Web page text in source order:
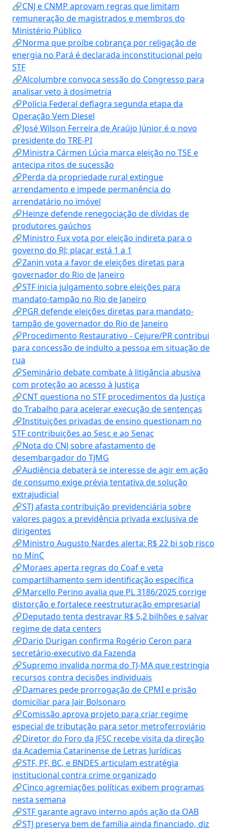
🔗CNJ e CNMP aprovam regras que limitam
remuneração de magistrados e membros do
Ministério Público
🔗Norma que proíbe cobrança por religação de
energia no Pará é declarada inconstitucional pelo
STF
🔗Alcolumbre convoca sessão do Congresso para
analisar veto à dosimetria
🔗Polícia Federal deflagra segunda etapa da
Operação Vem Diesel
🔗José Wilson Ferreira de Araújo Júnior é o novo
presidente do TRE-PI
🔗Ministra Cármen Lúcia marca eleição no TSE e
antecipa ritos de sucessão
🔗Perda da propriedade rural extingue
arrendamento e impede permanência do
arrendatário no imóvel
🔗Heinze defende renegociação de dívidas de
produtores gaúchos
🔗Ministro Fux vota por eleição indireta para o
governo do RJ; placar está 1 a 1
🔗Zanin vota a favor de eleições diretas para
governador do Rio de Janeiro
🔗STF inicia julgamento sobre eleições para
mandato-tampão no Rio de Janeiro
🔗PGR defende eleições diretas para mandato-
tampão de governador do Rio de Janeiro
🔗Procedimento Restaurativo - Cejure/PR contribui
para concessão de indulto a pessoa em situação de
rua
🔗Seminário debate combate à litigância abusiva
com proteção ao acesso à Justiça
🔗CNT questiona no STF procedimentos da Justiça
do Trabalho para acelerar execução de sentenças
🔗Instituições privadas de ensino questionam no
STF contribuições ao Sesc e ao Senac
🔗Nota do CNJ sobre afastamento de
desembargador do TJMG
🔗Audiência debaterá se interesse de agir em ação
de consumo exige prévia tentativa de solução
extrajudicial
🔗STJ afasta contribuição previdenciária sobre
valores pagos a previdência privada exclusiva de
dirigentes
🔗Ministro Augusto Nardes alerta: R$ 22 bi sob risco
no MinC
🔗Moraes aperta regras do Coaf e veta
compartilhamento sem identificação específica
🔗Marcello Perino avalia que PL 3186/2025 corrige
distorção e fortalece reestruturação empresarial
🔗Deputado tenta destravar R$ 5,2 bilhões e salvar
regime de data centers
🔗Dario Durigan confirma Rogério Ceron para
secretário-executivo da Fazenda
🔗Supremo invalida norma do TJ-MA que restringia
recursos contra decisões individuais
🔗Damares pede prorrogação de CPMI e prisão
domiciliar para Jair Bolsonaro
🔗Comissão aprova projeto para criar regime
especial de tributação para setor metroferroviário
🔗Diretor do Foro da JFSC recebe visita da direção
da Academia Catarinense de Letras Jurídicas
🔗STF, PF, BC, e BNDES articulam estratégia
institucional contra crime organizado
🔗Cinco agremiações políticas exibem programas
nesta semana
🔗STF garante agravo interno após ação da OAB
🔗STJ preserva bem de família ainda financiado, diz